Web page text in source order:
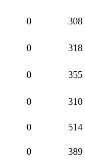
0 308
0 318
0 355
0 310
0 514
0 389